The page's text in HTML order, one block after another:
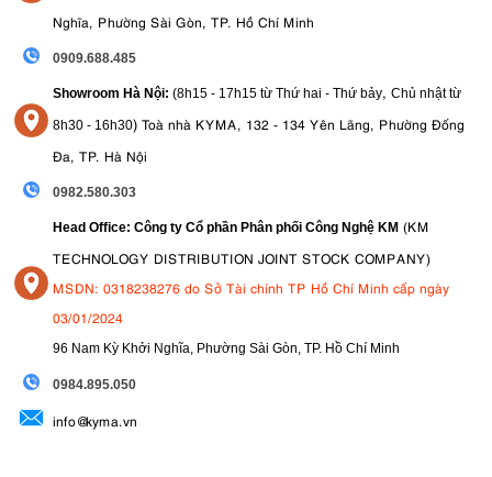
Nghĩa, Phường Sài Gòn, TP. Hồ Chí Minh
0909.688.485
Showroom Hà Nội: (8h15 - 17h15 từ Thứ hai - Thứ bảy Chủ nhật từ
8h30 - 16h30) Toà nhà KYMA, 132 - 134 Yên Lãng, Phường Đống
Đa, TP. Hà Nội
0982.580.303
Head Office: Công ty Cổ phần Phân phối Công Nghệ KM (KM
TECHNOLOGY DISTRIBUTION JOINT STOCK COMPANY)
MSDN: 0318238276 do Sở Tài chính TP Hồ Chí Minh cấp ngày
03/01/2024
96 Nam Kỳ Khởi Nghĩa, Phường Sài Gòn, TP. Hồ Chí Minh
0984.895.050
info@kyma.vn